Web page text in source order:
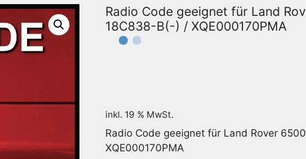
Radio Code geeignet für Land
18C838-B(-) / XQE000170PMA
inkl. 19 % MwSt.
Radio Code geeignet für Land Rover
XQE000170PMA